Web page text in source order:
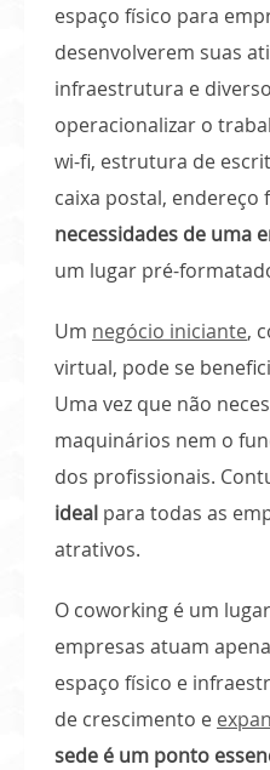
espaço físico para
desenvolverem suas
infraestrutura e
operacionalizar o
wi-fi, estrutura de
caixa postal, endereço
necessidades de uma
um lugar pré-
Um negócio iniciante,
virtual, pode se
Uma vez que não
maquinários nem o
dos profissionais.
ideal para todas as
atrativos.
O coworking é um
empresas atuam
espaço físico e
de crescimento e
sede é um ponto